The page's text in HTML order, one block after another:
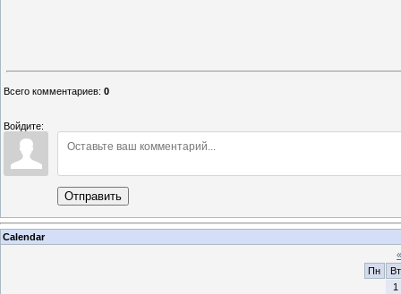
Всего комментариев: 0
Войдите:
Отправить
Calendar
«
Пн
Вт
1